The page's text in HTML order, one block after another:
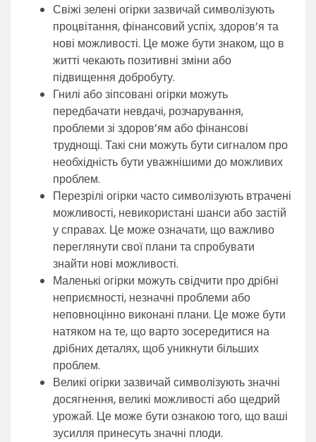
Свіжі зелені огірки зазвичай символізують
процвітання, фінансовий успіх, здоров’я та
нові можливості. Це може бути знаком, що в
житті чекають позитивні зміни або
підвищення добробуту.
Гнилі або зіпсовані огірки можуть
передбачати невдачі, розчарування,
проблеми зі здоров’ям або фінансові
труднощі. Такі сни можуть бути сигналом про
необхідність бути уважнішими до можливих
проблем.
Перезрілі огірки часто символізують втрачені
можливості, невикористані шанси або застій
у справах. Це може означати, що важливо
переглянути свої плани та спробувати
знайти нові можливості.
Маленькі огірки можуть свідчити про дрібні
неприємності, незначні проблеми або
неповноцінно виконані плани. Це може бути
натяком на те, що варто зосередитися на
дрібних деталях, щоб уникнути більших
проблем.
Великі огірки зазвичай символізують значні
досягнення, великі можливості або щедрий
урожай. Це може бути ознакою того, що ваші
зусилля принесуть значні плоди.